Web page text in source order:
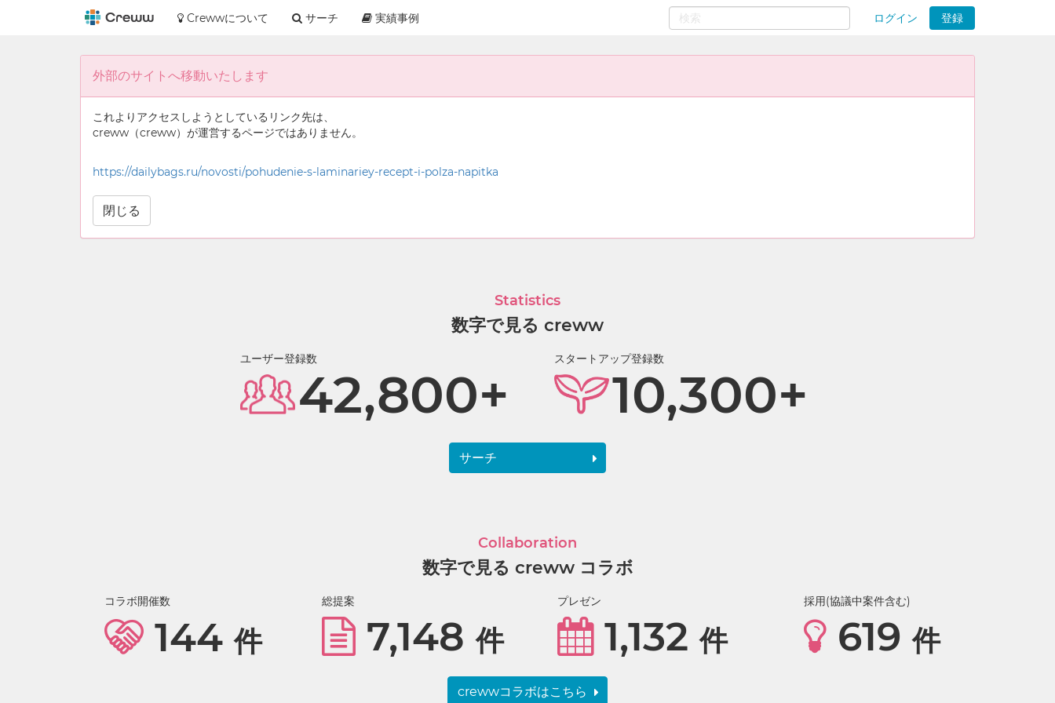
Crewwについて サーチ 実績事例 ログイン
登録
selections
外部のサイトへ移動いたします
これよりアクセスしようとしているリンク先は、
creww（creww）が運営するページではありません。
https://dailybags.ru/novosti/pohudenie-s-laminariey-recept-i-polza-napitka
閉じる
Statistics
数字で見る creww
ユーザー登録数
42,800+
スタートアップ登録数
10,300+
サーチ
Collaboration
数字で見る creww コラボ
コラボ開催数
144件
総提案
7,148件
プレゼン
1,132件
採用(協議中案件含む)
619件
crewwコラボはこちら